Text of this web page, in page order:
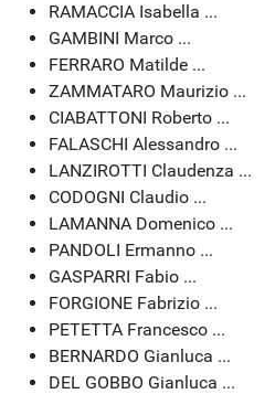
RAMACCIA Isabella ...
GAMBINI Marco ...
FERRARO Matilde ...
ZAMMATARO Maurizio ...
CIABATTONI Roberto ...
FALASCHI Alessandro ...
LANZIROTTI Claudenza ...
CODOGNI Claudio ...
LAMANNA Domenico ...
PANDOLI Ermanno ...
GASPARRI Fabio ...
FORGIONE Fabrizio ...
PETETTA Francesco ...
BERNARDO Gianluca ...
DEL GOBBO Gianluca ...